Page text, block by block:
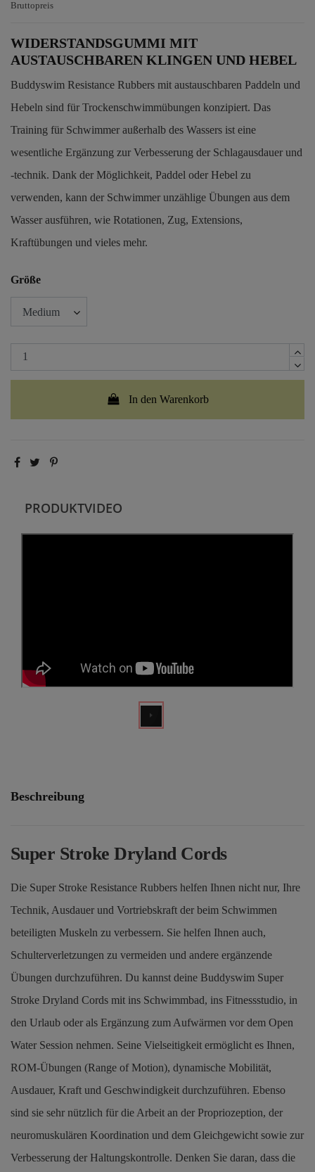
Bruttopreis
WIDERSTANDSGUMMI MIT
AUSTAUSCHBAREN KLINGEN UND HEBEL
Buddyswim Resistance Rubbers mit austauschbaren Paddeln und
Hebeln sind für Trockenschwimmübungen konzipiert. Das
Training für Schwimmer außerhalb des Wassers ist eine
wesentliche Ergänzung zur Verbesserung der Schlagausdauer und
-technik. Dank der Möglichkeit, Paddel oder Hebel zu
verwenden, kann der Schwimmer unzählige Übungen aus dem
Wasser ausführen, wie Rotationen, Zug, Extensions,
Kraftübungen und vieles mehr.
Größe
In den Warenkorb
PRODUKTVIDEO
Beschreibung
Super Stroke Dryland Cords
Die Super Stroke Resistance Rubbers helfen Ihnen nicht nur, Ihre
Technik, Ausdauer und Vortriebskraft der beim Schwimmen
beteiligten Muskeln zu verbessern. Sie helfen Ihnen auch,
Schulterverletzungen zu vermeiden und andere ergänzende
Übungen durchzuführen. Du kannst deine Buddyswim Super
Stroke Dryland Cords mit ins Schwimmbad, ins Fitnessstudio, in
den Urlaub oder als Ergänzung zum Aufwärmen vor dem Open
Water Session nehmen. Seine Vielseitigkeit ermöglicht es Ihnen,
ROM-Übungen (Range of Motion), dynamische Mobilität,
Ausdauer, Kraft und Geschwindigkeit durchzuführen. Ebenso
sind sie sehr nützlich für die Arbeit an der Propriozeption, der
neuromuskulären Koordination und dem Gleichgewicht sowie zur
Verbesserung der Haltungskontrolle. Denken Sie daran, dass die